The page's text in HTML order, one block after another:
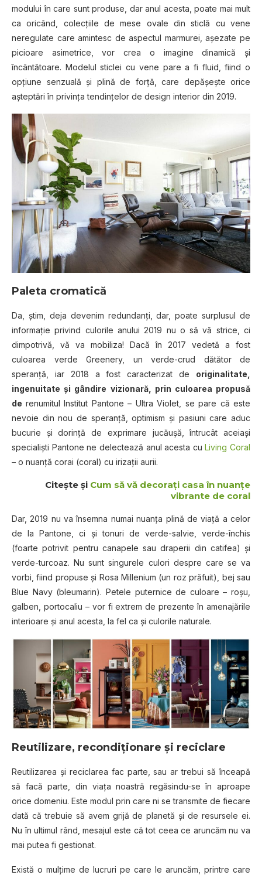
modului în care sunt produse, dar anul acesta, poate mai mult
ca oricând, colecţiile de mese ovale din sticlă cu vene
neregulate care amintesc de aspectul marmurei, aşezate pe
picioare asimetrice, vor crea o imagine dinamică şi
încântătoare. Modelul sticlei cu vene pare a fi fluid, fiind o
opţiune senzuală şi plină de forţă, care depăşeşte orice
aşteptări în privinţa tendinţelor de design interior din 2019.
Paleta cromatică
Da, ştim, deja devenim redundanţi, dar, poate surplusul de
informaţie privind culorile anului 2019 nu o să vă strice, ci
dimpotrivă, vă va mobiliza! Dacă în 2017 vedetă a fost
culoarea verde Greenery, un verde-crud dătător de
speranţă, iar 2018 a fost caracterizat de originalitate,
ingenuitate şi gândire vizionară, prin culoarea propusă
de renumitul Institut Pantone – Ultra Violet, se pare că este
nevoie din nou de speranţă, optimism şi pasiuni care aduc
bucurie şi dorinţă de exprimare jucăuşă, întrucât aceiaşi
specialişti Pantone ne delectează anul acesta cuLiving Coral
– o nuanţă corai (coral) cu irizaţii aurii.
Citeşte şi Cum să vă decoraţi casa în nuanţe
vibrante de coral
Dar, 2019 nu va însemna numai nuanţa plină de viaţă a celor
de la Pantone, ci şi tonuri de verde-salvie, verde-închis
(foarte potrivit pentru canapele sau draperii din catifea) şi
verde-turcoaz. Nu sunt singurele culori despre care se va
vorbi, fiind propuse şi Rosa Millenium (un roz prăfuit), bej sau
Blue Navy (bleumarin). Petele puternice de culoare – roşu,
galben, portocaliu – vor fi extrem de prezente în amenajările
interioare şi anul acesta, la fel ca şi culorile naturale.
Reutilizare, recondiţionare şi reciclare
Reutilizarea şi reciclarea fac parte, sau ar trebui să înceapă
să facă parte, din viaţa noastră regăsindu-se în aproape
orice domeniu. Este modul prin care ni se transmite de fiecare
dată că trebuie să avem grijă de planetă şi de resursele ei.
Nu în ultimul rând, mesajul este că tot ceea ce aruncăm nu va
mai putea fi gestionat.
Există o mulţime de lucruri pe care le aruncăm, printre care